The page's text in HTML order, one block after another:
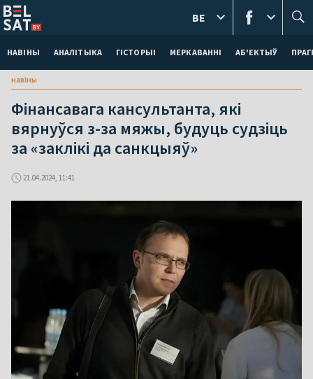
НАВІНЫ АНАЛІТЫКА ГІСТОРЫІ МЕРКАВАННI АБ'ЕКТЫЎ
BE
навіны
Фінансавага кансультанта, які
вярнуўся з-за мяжы, будуць судзіць
за «заклікі да санкцыяў»
21.04.2024, 11:41